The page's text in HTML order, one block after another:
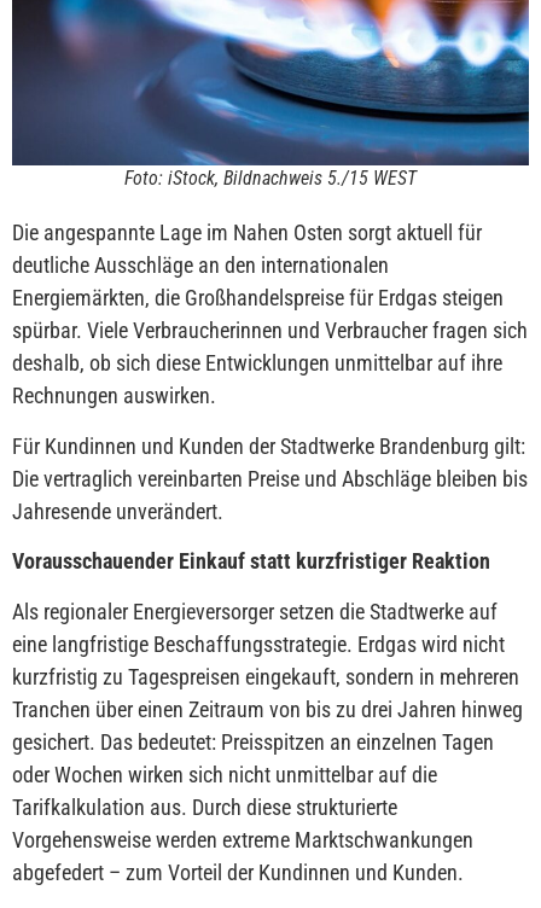
Foto: iStock, Bildnachweis 5./15 WEST
Die angespannte Lage im Nahen Osten sorgt aktuell für
deutliche Ausschläge an den internationalen
Energiemärkten, die Großhandelspreise für Erdgas steigen
spürbar. Viele Verbraucherinnen und Verbraucher fragen sich
deshalb, ob sich diese Entwicklungen unmittelbar auf ihre
Rechnungen auswirken.
Für Kundinnen und Kunden der Stadtwerke Brandenburg gilt:
Die vertraglich vereinbarten Preise und Abschläge bleiben bis
Jahresende unverändert.
Vorausschauender Einkauf statt kurzfristiger Reaktion
Als regionaler Energieversorger setzen die Stadtwerke auf
eine langfristige Beschaffungsstrategie. Erdgas wird nicht
kurzfristig zu Tagespreisen eingekauft, sondern in mehreren
Tranchen über einen Zeitraum von bis zu drei Jahren hinweg
gesichert. Das bedeutet: Preisspitzen an einzelnen Tagen
oder Wochen wirken sich nicht unmittelbar auf die
Tarifkalkulation aus. Durch diese strukturierte
Vorgehensweise werden extreme Marktschwankungen
abgefedert – zum Vorteil der Kundinnen und Kunden.